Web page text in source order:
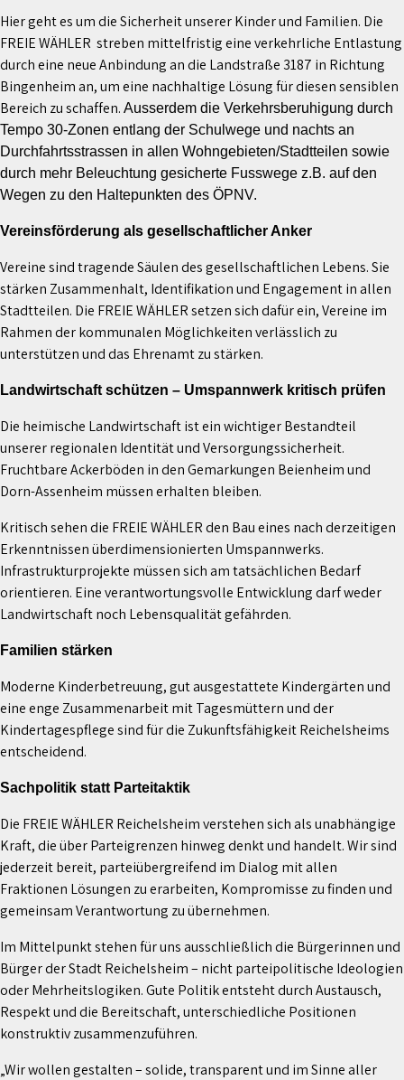
Hier geht es um die Sicherheit unserer Kinder und Familien. Die
FREIE WÄHLER streben mittelfristig eine verkehrliche Entlastung
durch eine neue Anbindung an die Landstraße 3187 in Richtung
Bingenheim an, um eine nachhaltige Lösung für diesen sensiblen
Bereich zu schaffen. Ausserdem die Verkehrsberuhigung durch
Tempo 30-Zonen entlang der Schulwege und nachts an
Durchfahrtsstrassen in allen Wohngebieten/Stadtteilen sowie
durch mehr Beleuchtung gesicherte Fusswege z.B. auf den
Wegen zu den Haltepunkten des ÖPNV.
Vereinsförderung als gesellschaftlicher Anker
Vereine sind tragende Säulen des gesellschaftlichen Lebens. Sie
stärken Zusammenhalt, Identifikation und Engagement in allen
Stadtteilen. Die FREIE WÄHLER setzen sich dafür ein, Vereine im
Rahmen der kommunalen Möglichkeiten verlässlich zu
unterstützen und das Ehrenamt zu stärken.
Landwirtschaft schützen – Umspannwerk kritisch prüfen
Die heimische Landwirtschaft ist ein wichtiger Bestandteil
unserer regionalen Identität und Versorgungssicherheit.
Fruchtbare Ackerböden in den Gemarkungen Beienheim und
Dorn-Assenheim müssen erhalten bleiben.
Kritisch sehen die FREIE WÄHLER den Bau eines nach derzeitigen
Erkenntnissen überdimensionierten Umspannwerks.
Infrastrukturprojekte müssen sich am tatsächlichen Bedarf
orientieren. Eine verantwortungsvolle Entwicklung darf weder
Landwirtschaft noch Lebensqualität gefährden.
Familien stärken
Moderne Kinderbetreuung, gut ausgestattete Kindergärten und
eine enge Zusammenarbeit mit Tagesmüttern und der
Kindertagespflege sind für die Zukunftsfähigkeit Reichelsheims
entscheidend.
Sachpolitik statt Parteitaktik
Die FREIE WÄHLER Reichelsheim verstehen sich als unabhängige
Kraft, die über Parteigrenzen hinweg denkt und handelt. Wir sind
jederzeit bereit, parteiübergreifend im Dialog mit allen
Fraktionen Lösungen zu erarbeiten, Kompromisse zu finden und
gemeinsam Verantwortung zu übernehmen.
Im Mittelpunkt stehen für uns ausschließlich die Bürgerinnen und
Bürger der Stadt Reichelsheim – nicht parteipolitische Ideologien
oder Mehrheitslogiken. Gute Politik entsteht durch Austausch,
Respekt und die Bereitschaft, unterschiedliche Positionen
konstruktiv zusammenzuführen.
„Wir wollen gestalten – solide, transparent und im Sinne aller